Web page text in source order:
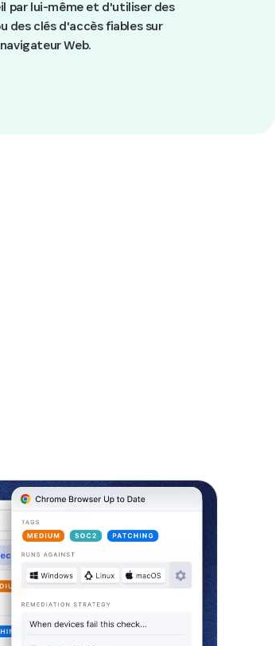
par lui-même et d'utiliser des
des clés d'accès fiables sur
Web.